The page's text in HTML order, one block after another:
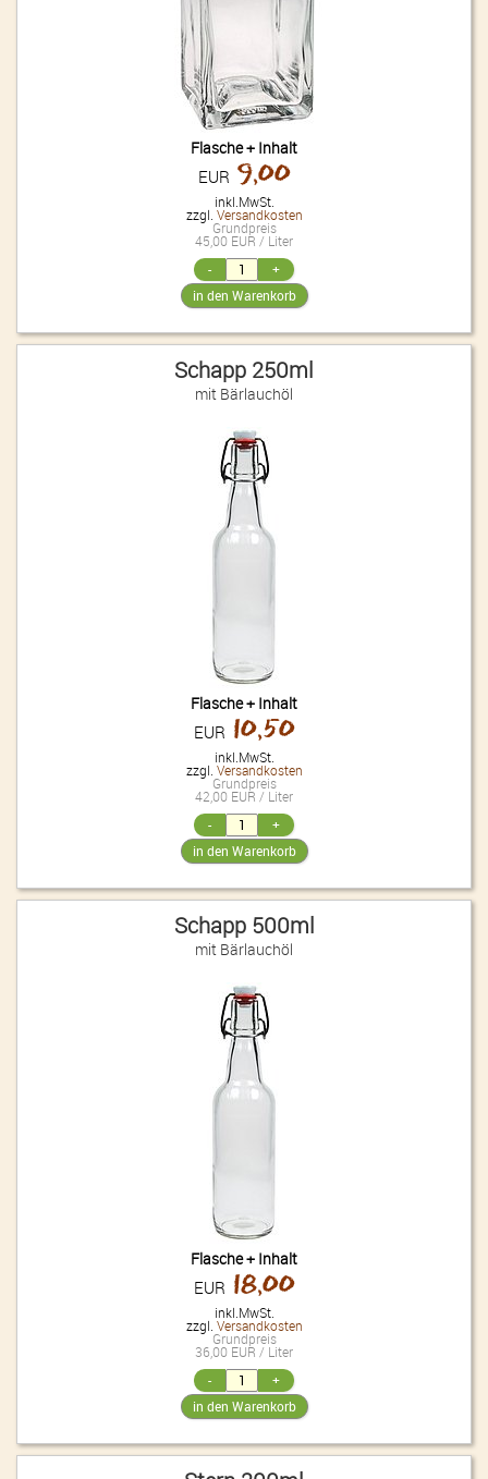
Flasche + Inhalt
EUR 9,00
inkl.MwSt.
zzgl. Versandkosten
Grundpreis
45,00 EUR / Liter
Schapp 250ml
mit Bärlauchöl
Flasche + Inhalt
EUR 10,50
inkl.MwSt.
zzgl. Versandkosten
Grundpreis
42,00 EUR / Liter
Schapp 500ml
mit Bärlauchöl
Flasche + Inhalt
EUR 18,00
inkl.MwSt.
zzgl. Versandkosten
Grundpreis
36,00 EUR / Liter